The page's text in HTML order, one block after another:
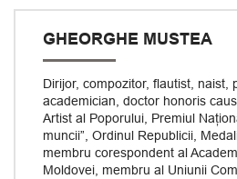
GHEORGHE MUSTEA
Dirijor, compozitor, flautist, naist,
academician, doctor honoris
Artist al Poporului, Premiul
muncii”, Ordinul Republicii,
membru corespondent al
Moldovei, membru al Uniunii